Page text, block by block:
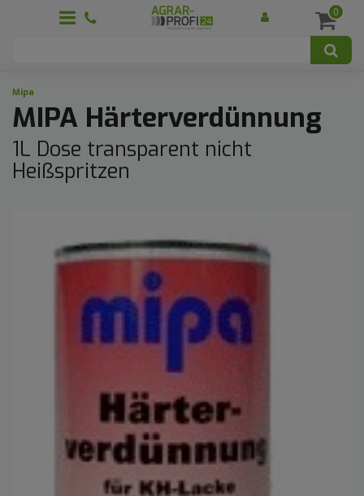
0
Mipa
MIPA Härterverdünnung
1L Dose transparent nicht
Heißspritzen